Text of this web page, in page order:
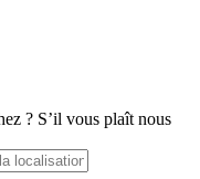
? S’il vous plaît nous